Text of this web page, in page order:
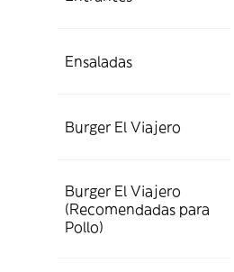
Ensaladas
Burger El Viajero
Burger El Viajero
(Recomendadas para
Pollo)